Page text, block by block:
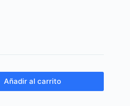
Añadir al carrito